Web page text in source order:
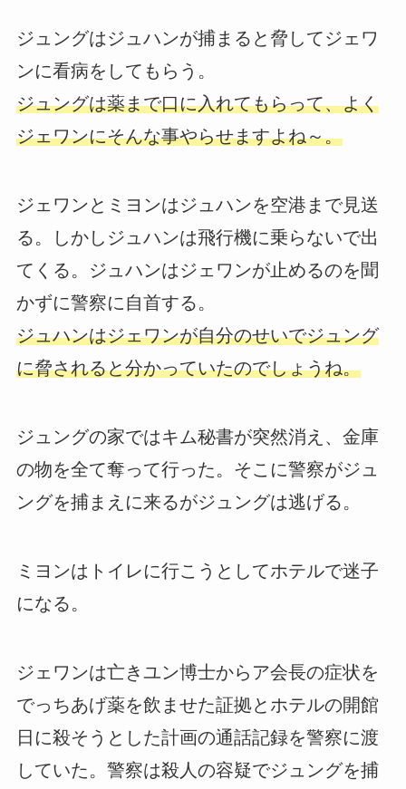
ジュングはジュハンが捕まると脅してジェワ
ンに看病をしてもらう。
ジュングは薬まで口に入れてもらって、よく
ジェワンにそんな事やらせますよね～。
ジェワンとミヨンはジュハンを空港まで見送
る。しかしジュハンは飛行機に乗らないで出
てくる。ジュハンはジェワンが止めるのを聞
かずに警察に自首する。
ジュハンはジェワンが自分のせいでジュング
に脅されると分かっていたのでしょうね。
ジュングの家ではキム秘書が突然消え、金庫
の物を全て奪って行った。そこに警察がジュ
ングを捕まえに来るがジュングは逃げる。
ミヨンはトイレに行こうとしてホテルで迷子
になる。
ジェワンは亡きユン博士からア会長の症状を
でっちあげ薬を飲ませた証拠とホテルの開館
日に殺そうとした計画の通話記録を警察に渡
していた。警察は殺人の容疑でジュングを捕